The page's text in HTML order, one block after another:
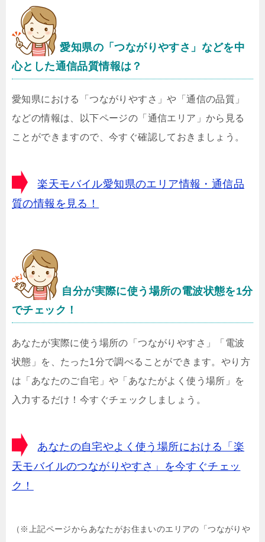
愛知県の「つながりやすさ」などを中
心とした通信品質情報は？
愛知県における「つながりやすさ」や「通信の品質」
などの情報は、以下ページの「通信エリア」から見る
ことができますので、今すぐ確認しておきましょう。
楽天モバイル愛知県のエリア情報・通信品
質の情報を見る！
自分が実際に使う場所の電波状態を1分
でチェック！
あなたが実際に使う場所の「つながりやすさ」「電波
状態」を、たった1分で調べることができます。やり方
は「あなたのご自宅」や「あなたがよく使う場所」を
入力するだけ！今すぐチェックしましょう。
あなたの自宅やよく使う場所における「楽
天モバイルのつながりやすさ」を今すぐチェッ
ク！
（※上記ページからあなたがお住まいのエリアの「つながりや